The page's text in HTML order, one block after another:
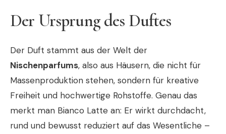
Der Ursprung des Duftes
Der Duft stammt aus der Welt der
Nischenparfums, also aus Häusern, die nicht für
Massenproduktion stehen, sondern für kreative
Freiheit und hochwertige Rohstoffe. Genau das
merkt man Bianco Latte an: Er wirkt durchdacht,
rund und bewusst reduziert auf das Wesentliche –